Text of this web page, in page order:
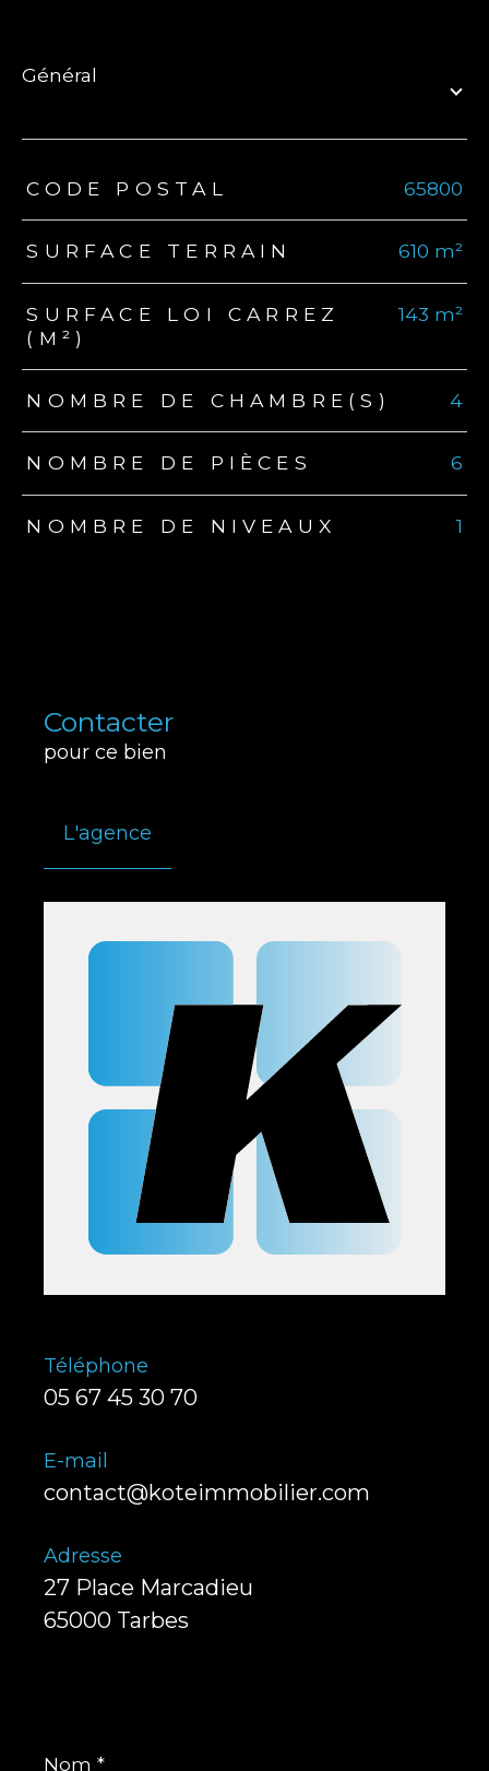
général
TRAD_ZEPHYR_Caracteristique TRAD_ZEPHYR_Valeurs
CODE POSTAL 65800
SURFACE TERRAIN 610 m²
SURFACE LOI CARREZ
(M²)
143 m²
NOMBRE DE CHAMBRE(S) 4
NOMBRE DE PIÈCES 6
NOMBRE DE NIVEAUX 1
Contacter
pour ce bien
L'agence
Téléphone
05 67 45 30 70
E-mail
contact@koteimmobilier.com
Adresse
27 Place Marcadieu
65000 Tarbes
*